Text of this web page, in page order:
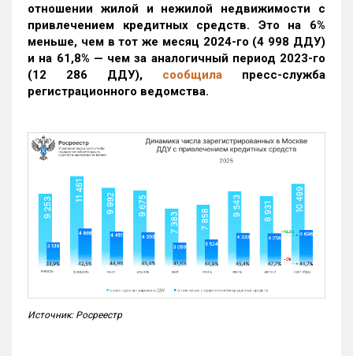
отношении жилой и нежилой недвижимости с
привлечением кредитных средств. Это на 6%
меньше, чем в тот же месяц 2024-го (4 998 ДДУ)
и на 61,8% — чем за аналогичный период 2023-го
(12 286 ДДУ), сообщила пресс-служба
регистрационного ведомства.
Источник: Росреестр